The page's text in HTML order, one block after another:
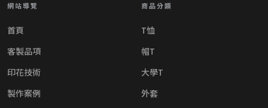
網站導覽
首頁
客製品項
印花技術
製作案例
商品分類
T恤
帽T
大學T
外套